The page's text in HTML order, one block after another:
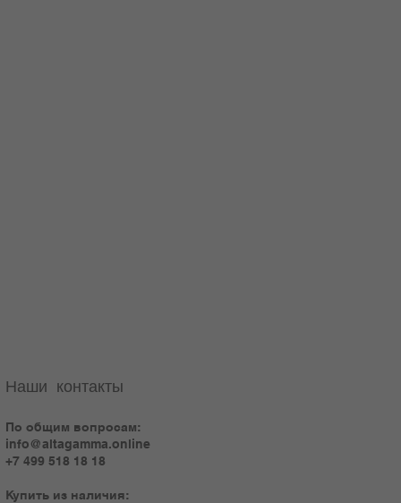
Наши контакты
По общим вопросам:
info@altagamma.online
+7 499 518 18 18
Купить из наличия: